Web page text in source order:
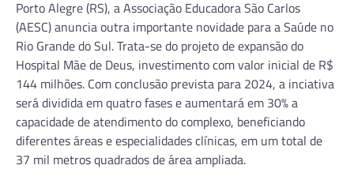
Porto Alegre (RS), a Associação Educadora São Carlos
(AESC) anuncia outra importante novidade para a Saúde no
Rio Grande do Sul. Trata-se do projeto de expansão do
Hospital Mãe de Deus, investimento com valor inicial de R$
144 milhões. Com conclusão prevista para 2024, a inciativa
será dividida em quatro fases e aumentará em 30% a
capacidade de atendimento do complexo, beneficiando
diferentes áreas e especialidades clínicas, em um total de
37 mil metros quadrados de área ampliada.